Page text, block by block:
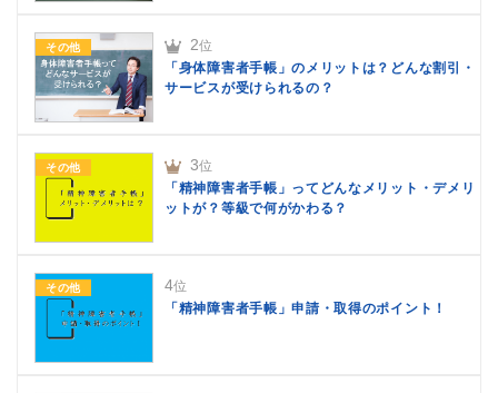
その他 2位
「身体障害者手帳」のメリットは？どんな割引・
サービスが受けられるの？
その他 3位
「精神障害者手帳」ってどんなメリット・デメリ
ットが？等級で何がかわる？
その他 4位
「精神障害者手帳」申請・取得のポイント！